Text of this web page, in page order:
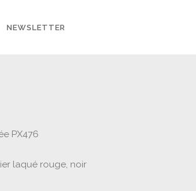
NEWSLETTER
PX476
laqué rouge, noir